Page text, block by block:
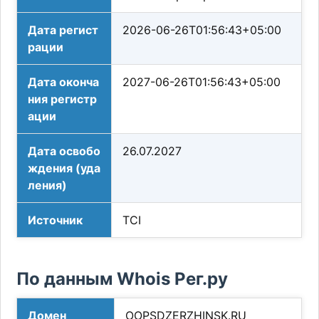
Дата регист
рации
2026-06-26T01:56:43+05:00
Дата оконча
ния регистр
ации
2027-06-26T01:56:43+05:00
Дата освобо
ждения (уда
ления)
26.07.2027
Источник TCI
По данным Whois Рег.ру
Домен OOPSDZERZHINSK.RU